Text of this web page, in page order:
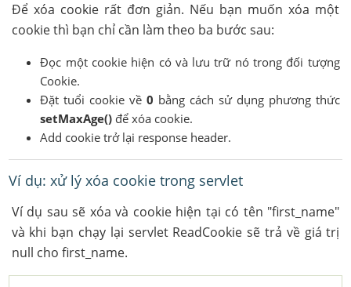
Để xóa cookie rất đơn giản. Nếu bạn muốn xóa một
cookie thì bạn chỉ cần làm theo ba bước sau:
Đọc một cookie hiện có và lưu trữ nó trong đối tượng
Cookie.
Đặt tuổi cookie về0 bằng cách sử dụng phương thức
setMaxAge() để xóa cookie.
Add cookie trở lại response header.
Ví dụ: xử lý xóa cookie trong servlet
Ví dụ sau sẽ xóa và cookie hiện tại có tên "first_name"
và khi bạn chạy lại servlet ReadCookie sẽ trả về giá trị
null cho first_name.